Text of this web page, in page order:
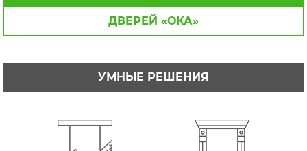
ДВЕРЕЙ «ОКА»
УМНЫЕ РЕШЕНИЯ